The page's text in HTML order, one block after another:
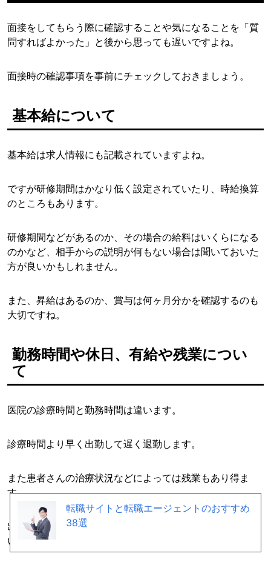
面接をしてもらう際に確認することや気になることを「質
問すればよかった」と後から思っても遅いですよね。
面接時の確認事項を事前にチェックしておきましょう。
基本給について
基本給は求人情報にも記載されていますよね。
ですが研修期間はかなり低く設定されていたり、時給換算
のところもあります。
研修期間などがあるのか、その場合の給料はいくらになる
のかなど、相手からの説明が何もない場合は聞いておいた
方が良いかもしれません。
また、昇給はあるのか、賞与は何ヶ月分かを確認するのも
大切ですね。
勤務時間や休日、有給や残業につい
て
医院の診療時間と勤務時間は違います。
診療時間より早く出勤して遅く退勤します。
また患者さんの治療状況などによっては残業もあり得ま
す。
出勤時間は診療開始時間の何分前なのか、残業はどれくら
いあるのかなど、細かく質問した方が良いですね。
転職サイトと転職エージェントのおすすめ
38選